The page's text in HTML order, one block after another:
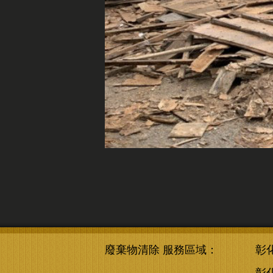
廢棄物清除 服務區域：
彰